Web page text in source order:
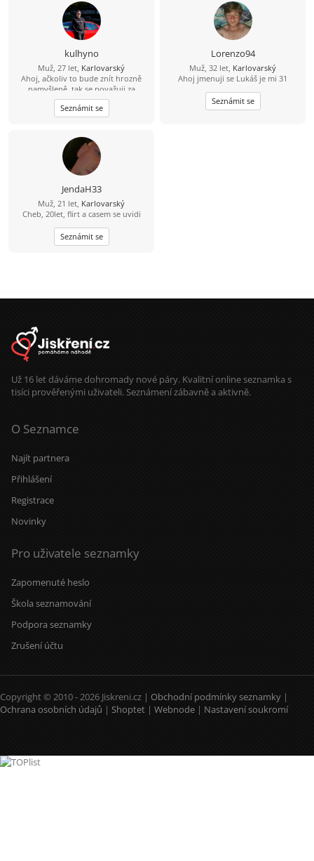
výsledky své práce. Mým snem je
koupit pozemek, postavit si vlastní
místo pro život a společně budovat
domov, na který budeme
pyšní.Nehledám dokonalost ani
dobrodružství na jednu noc. Hledám
ženu, která má srdce na správném
místě, umí se smát, nebojí se přiložit
ruku k dílu a chce vedle sebe chlapa,
na kterého se může spolehnout.Jestli
věříš, že nejhezčí věci vznikají
kulhyno
Muž, 27 let, Karlovarský
Ahoj, ačkoliv to bude znít hrozně
namyšleně, tak se považuji za
opravdu ojedinělou výjimku mezi
ostatními prosťáčky tady, kombinace
humoru, inteligence a kreativity co
ať si můžeš udělat obrázek:-)
_kulhavej
Seznámit se
Lorenzo94
Muž, 32 let, Karlovarský
Ahoj jmenuji se Lukáš je mi 31
Seznámit se
JendaH33
Muž, 21 let, Karlovarský
Cheb, 20let, flirt a casem se uvidi
Seznámit se
Už 16 let dáváme dohromady nové páry. Kvalitní online seznamka s
tisíci prověřenými uživateli. Seznámení zábavně a aktivně.
O Seznamce
Najít partnera
Přihlášení
Registrace
Novinky
Pro uživatele seznamky
Zapomenuté heslo
Škola seznamování
Podpora seznamky
Zrušení účtu
Copyright © 2010 - 2026 Jiskreni.cz | Obchodní podmínky seznamky |
Ochrana osobních údajů | Shoptet | Webnode | Nastavení soukromí